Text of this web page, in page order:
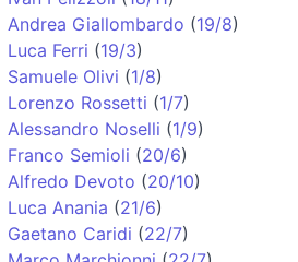
Andrea Giallombardo (19/8)
Luca Ferri (19/3)
Samuele Olivi (1/8)
Lorenzo Rossetti (1/7)
Alessandro Noselli (1/9)
Franco Semioli (20/6)
Alfredo Devoto (20/10)
Luca Anania (21/6)
Gaetano Caridi (22/7)